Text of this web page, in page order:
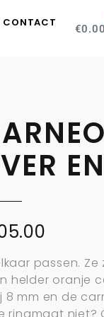
CONTACT €0.00
passen. Ze
helder oranje
8 mm en de